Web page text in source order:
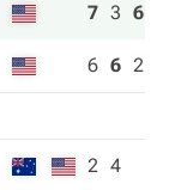
7 3 6
6 6 2
2 4